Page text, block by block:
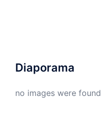
Diaporama
no images were found